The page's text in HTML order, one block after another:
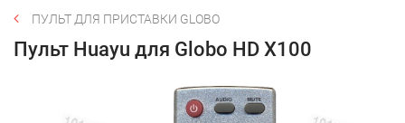
ПУЛЬТ ДЛЯ ПРИСТАВКИ GLOBO
Пульт Huayu для Globo HD X100